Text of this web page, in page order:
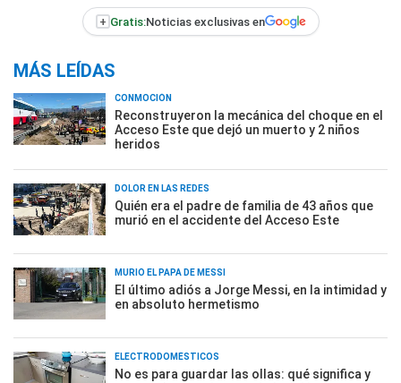
+ Gratis:Noticias exclusivas en
MÁS LEÍDAS
CONMOCIÓN
Reconstruyeron la mecánica del choque en el
Acceso Este que dejó un muerto y 2 niños
heridos
DOLOR EN LAS REDES
Quién era el padre de familia de 43 años que
murió en el accidente del Acceso Este
MURIÓ EL PAPÁ DE MESSI
El último adiós a Jorge Messi, en la intimidad y
en absoluto hermetismo
ELECTRODOMÉSTICOS
No es para guardar las ollas: qué significa y